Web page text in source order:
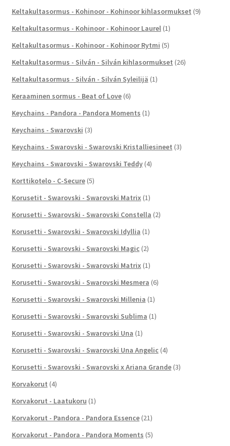
Keltakultasormus - Kohinoor - Kohinoor kihlasormukset (9)
Keltakultasormus - Kohinoor - Kohinoor Laurel (1)
Keltakultasormus - Kohinoor - Kohinoor Rytmi (5)
Keltakultasormus - Silván - Silván kihlasormukset (26)
Keltakultasormus - Silván - Silván Syleilijä (1)
Keraaminen sormus - Beat of Love (6)
Keychains - Pandora - Pandora Moments (1)
Keychains - Swarovski (3)
Keychains - Swarovski - Swarovski Kristalliesineet (3)
Keychains - Swarovski - Swarovski Teddy (4)
Korttikotelo - C-Secure (5)
Korusetit - Swarovski - Swarovski Matrix (1)
Korusetti - Swarovski - Swarovski Constella (2)
Korusetti - Swarovski - Swarovski Idyllia (1)
Korusetti - Swarovski - Swarovski Magic (2)
Korusetti - Swarovski - Swarovski Matrix (1)
Korusetti - Swarovski - Swarovski Mesmera (6)
Korusetti - Swarovski - Swarovski Millenia (1)
Korusetti - Swarovski - Swarovski Sublima (1)
Korusetti - Swarovski - Swarovski Una (1)
Korusetti - Swarovski - Swarovski Una Angelic (4)
Korusetti - Swarovski - Swarovski x Ariana Grande (3)
Korvakorut (4)
Korvakorut - Laatukoru (1)
Korvakorut - Pandora - Pandora Essence (21)
Korvakorut - Pandora - Pandora Moments (5)